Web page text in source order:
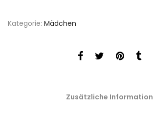
Kategorie: Mädchen
Zusätzliche Information